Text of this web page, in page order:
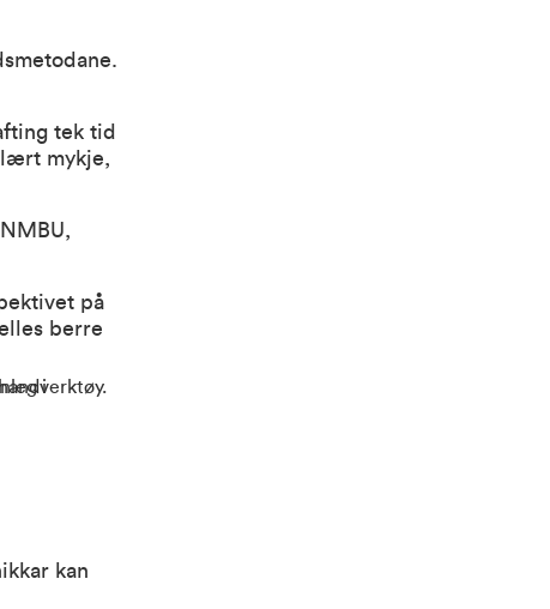
tek tid
lært mykje,
på
berre
kan